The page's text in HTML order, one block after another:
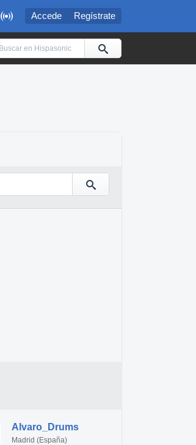
 Accede Regístrate
Alvaro_Drums
Madrid (España)